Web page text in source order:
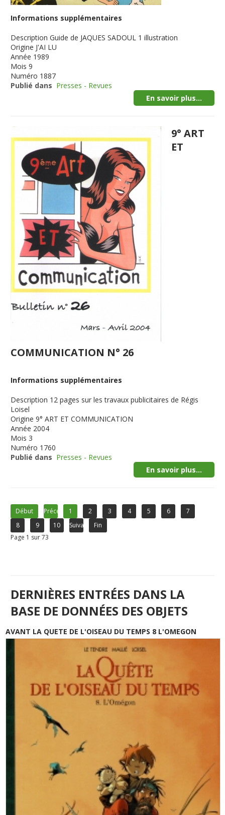
Informations supplémentaires
Description Guide de JAQUES SADOUL 1 illustration
Origine J'AI LU
Année 1989
Mois 9
Numéro 1887
Publié dans Presses - Revues
En savoir plus...
9° ART
ET
COMMUNICATION N° 26
Informations supplémentaires
Description 12 pages sur les travaux publicitaires de Régis
Loisel
Origine 9° ART ET COMMUNICATION
Année 2004
Mois 3
Numéro 1760
Publié dans Presses - Revues
En savoir plus...
Début Précédent1 2 3 4 5 6
7
8
9 10 Suivant
Fin
Page 1 sur 73
DERNIÈRES ENTRÉES DANS LA
BASE DE DONNÉES DES OBJETS
AVANT LA QUETE DE L'OISEAU DU TEMPS 8 L'OMEGON